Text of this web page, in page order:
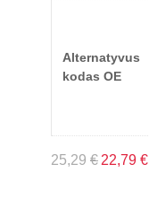
Alternatyvus
kodas OE
25,29 € 22,79 €